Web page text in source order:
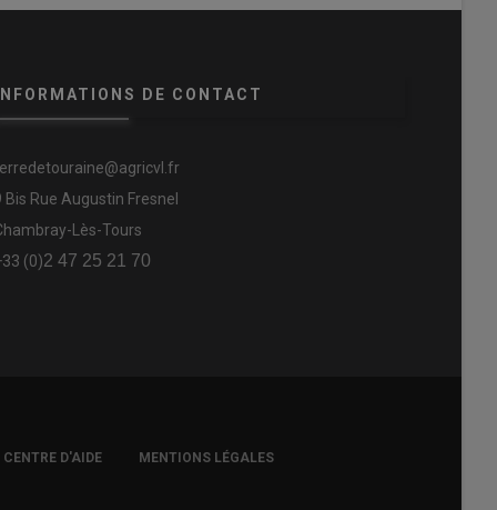
DE CONTACT
Bis Rue Augustin Fresnel
Lès-Tours
(0)2 47 25 21 70
CENTRE D'AIDE MENTIONS LÉGALES